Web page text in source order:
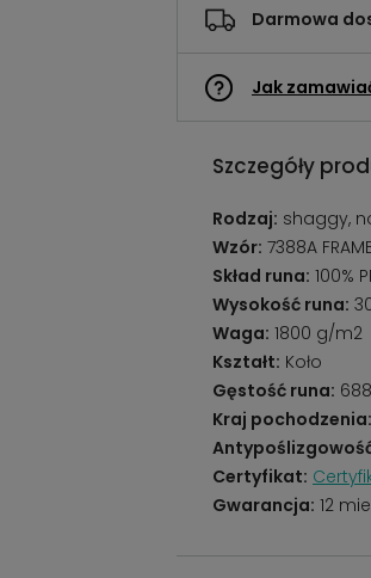
Darmowa
Jak
Szczegóły
Rodzaj: shaggy,
Wzór: 7388A
Skład runa: 100%
Wysokość runa:
Waga: 1800 g/m2
Kształt: Koło
Gęstość runa:
Kraj pochodzenia:
Certyfikat:
Gwarancja: 12